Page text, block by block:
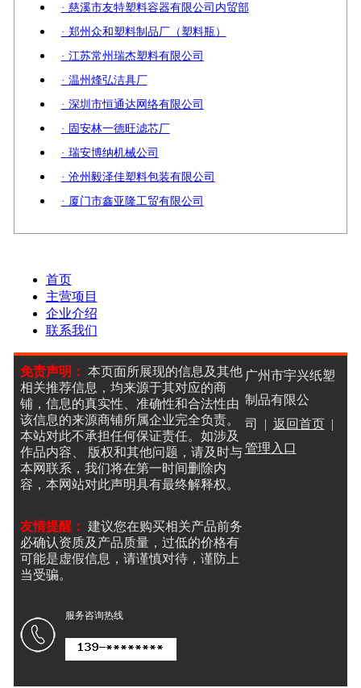
· 慈溪市友特塑料容器有限公司内贸部
· 郑州众和塑料制品厂（塑料瓶）
· 江苏常州瑞杰塑料有限公司
· 温州烽弘洁具厂
· 深圳市恒通达网络有限公司
· 固安林一德旺滤芯厂
· 瑞安博纳机械公司
· 沧州毅泽佳塑料包装有限公司
· 厦门市鑫亚隆工贸有限公司
首页
主营项目
企业介绍
联系我们
免责声明： 本页面所展现的信息及其他
相关推荐信息，均来源于其对应的商
铺，信息的真实性、准确性和合法性由
该信息的来源商铺所属企业完全负责。
本站对此不承担任何保证责任。如涉及
作品内容、 版权和其他问题，请及时与
本网联系，我们将在第一时间删除内
容，本网站对此声明具有最终解释权。
友情提醒： 建议您在购买相关产品前务
必确认资质及产品质量，过低的价格有
可能是虚假信息，请谨慎对待，谨防上
当受骗。
广州市宇兴纸塑
制品有限公
司 | 返回首页|
管理入口
服务咨询热线